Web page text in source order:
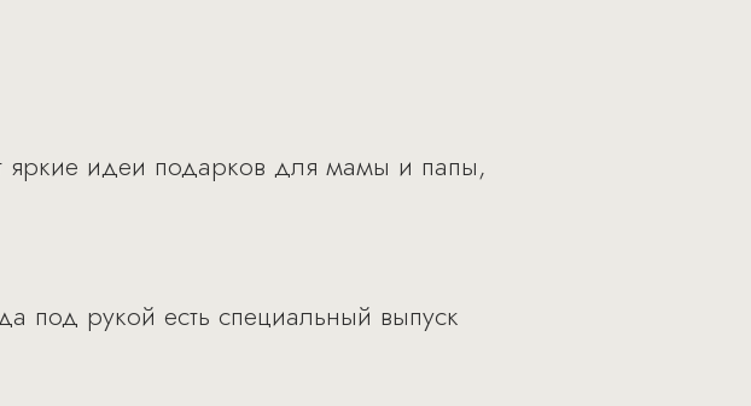
яркие идеи подарков для мамы и папы,
рукой есть специальный выпуск